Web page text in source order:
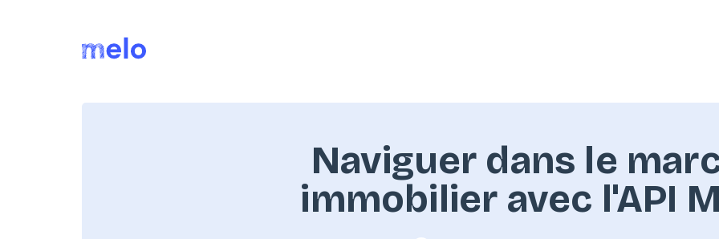
Naviguer dans le
immobilier avec l'API